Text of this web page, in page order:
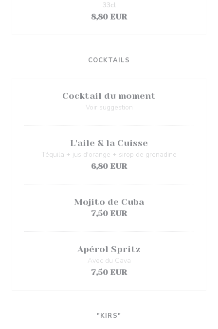
8,80 EUR
33cl
COCKTAILS
Cocktail du moment
Voir suggestion
L'aile & la Cuisse
Téquila + jus d'orange + sirop de grenadine
6,80 EUR
Mojito de Cuba
7,50 EUR
Apérol Spritz
Avec du Cava
7,50 EUR
"KIRS"